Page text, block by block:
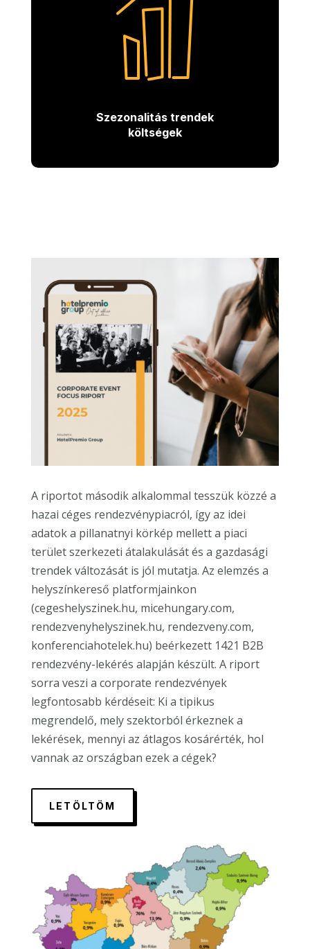
Szezonalitás trendek
költségek
A riportot második alkalommal tesszük közzé a
hazai céges rendezvénypiacról, így az idei
adatok a pillanatnyi körkép mellett a piaci
terület szerkezeti átalakulását és a gazdasági
trendek változását is jól mutatja. Az elemzés a
helyszínkereső platformjainkon
(cegeshelyszinek.hu, micehungary.com,
rendezvenyhelyszinek.hu, rendezveny.com,
konferenciahotelek.hu) beérkezett 1421 B2B
rendezvény-lekérés alapján készült. A riport
sorra veszi a corporate rendezvények
legfontosabb kérdéseit: Ki a tipikus
megrendelő, mely szektorból érkeznek a
lekérések, mennyi az átlagos kosárérték, hol
vannak az országban ezek a cégek?
LETÖLTÖM